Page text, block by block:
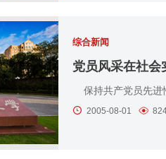
综合新闻
党员风采在社会
保持共产党员先进
2005-08-01